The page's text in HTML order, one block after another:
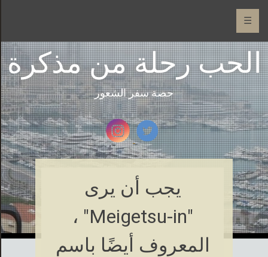
☰
الحب رحلة من مذكرة
حصة سفر الشعور
يجب أن يرى
"Meigetsu-in" ،
المعروف أيضًا باسم